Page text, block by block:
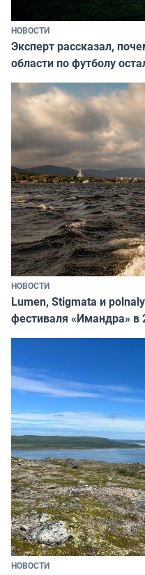
НОВОСТИ
Эксперт рассказал,
области по футболу
НОВОСТИ
Lumen, Stigmata и
фестиваля «Имандра» в
НОВОСТИ